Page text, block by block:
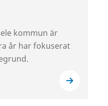
kommun är
år har fokuserat